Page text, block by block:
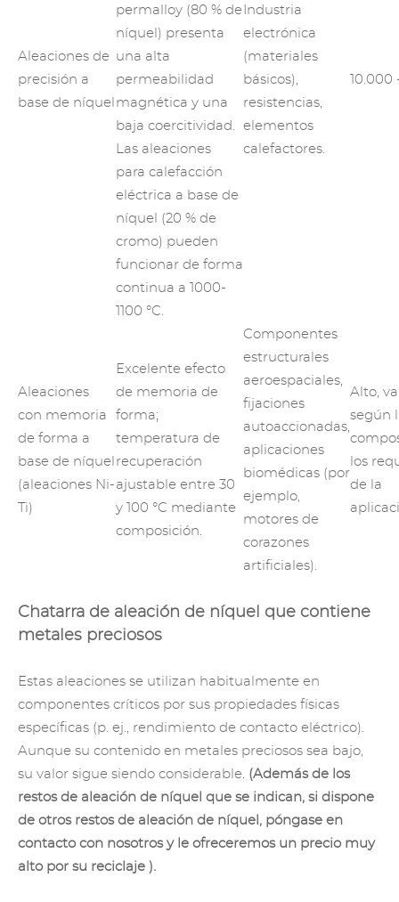
Aleaciones de
precisión a
base de níquel
permalloy (80 % de
níquel) presenta
una alta
permeabilidad
magnética y una
baja coercitividad.
Las aleaciones
para calefacción
eléctrica a base de
níquel (20 % de
cromo) pueden
funcionar de forma
continua a 1000-
1100 °C.
Industria
electrónica
(materiales
básicos),
resistencias,
elementos
calefactores.
10.000
Aleaciones
con memoria
de forma a
base de níquel
(aleaciones Ni-
Ti)
Excelente efecto
de memoria de
forma;
temperatura de
recuperación
ajustable entre 30
y 100 °C mediante
composición.
Componentes
estructurales
aeroespaciales,
fijaciones
autoaccionadas,
aplicaciones
biomédicas (por
ejemplo,
motores de
corazones
artificiales).
Alto,
según
los
de la
Chatarra de aleación de níquel que contiene
metales preciosos
Estas aleaciones se utilizan habitualmente en
componentes críticos por sus propiedades físicas
específicas (p. ej., rendimiento de contacto eléctrico).
Aunque su contenido en metales preciosos sea bajo,
su valor sigue siendo considerable. (Además de los
restos de aleación de níquel que se indican, si dispone
de otros restos de aleación de níquel, póngase en
contacto con nosotros y le ofreceremos un precio muy
alto por su reciclaje ).